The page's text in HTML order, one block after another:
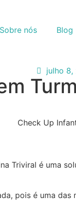
Sobre nós Blog
julho 8,
Triviral é uma
pois é uma